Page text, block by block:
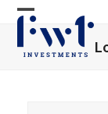
Skip
content
Open
mobile
Close
mobile